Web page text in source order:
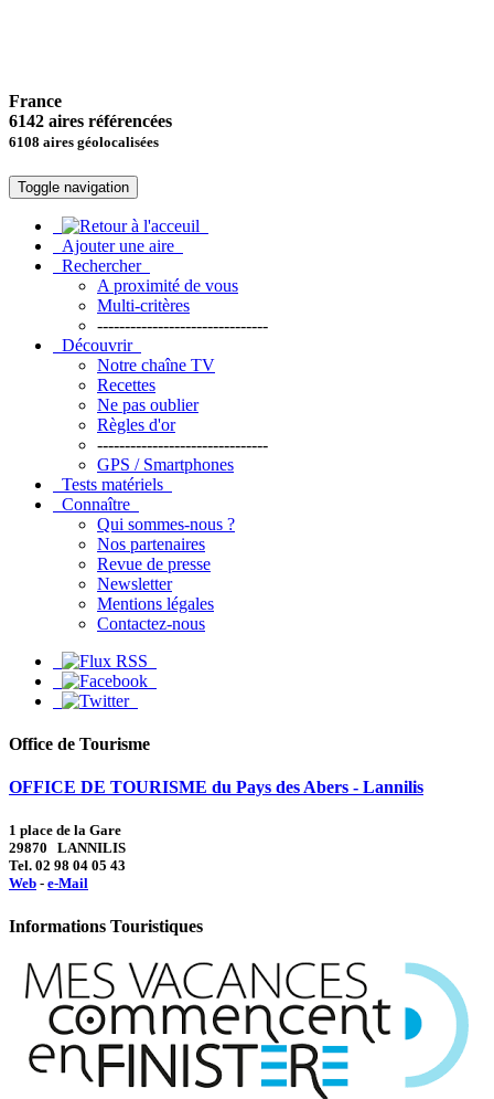
France
6142 aires référencées
6108 aires géolocalisées
Toggle navigation
Ajouter une aire
Rechercher
A proximité de vous
Multi-critères
-------------------------------
Découvrir
Notre chaîne TV
Recettes
Ne pas oublier
Règles d'or
-------------------------------
GPS / Smartphones
Tests matériels
Connaître
Qui sommes-nous ?
Nos partenaires
Revue de presse
Newsletter
Mentions légales
Contactez-nous
Office de Tourisme
OFFICE DE TOURISME du Pays des Abers - Lannilis
1 place de la Gare
29870 LANNILIS
Tel. 02 98 04 05 43
Web - e-Mail
Informations Touristiques